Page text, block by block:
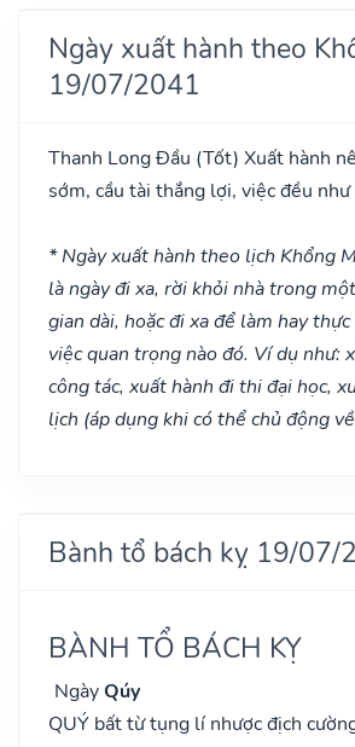
Ngày xuất hành theo
19/07/2041
Thanh Long Đầu (Tốt) Xuất hành
sớm, cầu tài thắng lợi, việc đều như
* Ngày xuất hành theo lịch Khổng
là ngày đi xa, rời khỏi nhà trong
gian dài, hoặc đi xa để làm hay
việc quan trọng nào đó. Ví dụ như:
công tác, xuất hành đi thi đại học,
lịch (áp dụng khi có thể chủ động
Bành tổ bách kỵ 19/07/
BÀNH TỔ BÁCH KỴ
NgàyQúy
QUÝ bất từ tụng lí nhược địch